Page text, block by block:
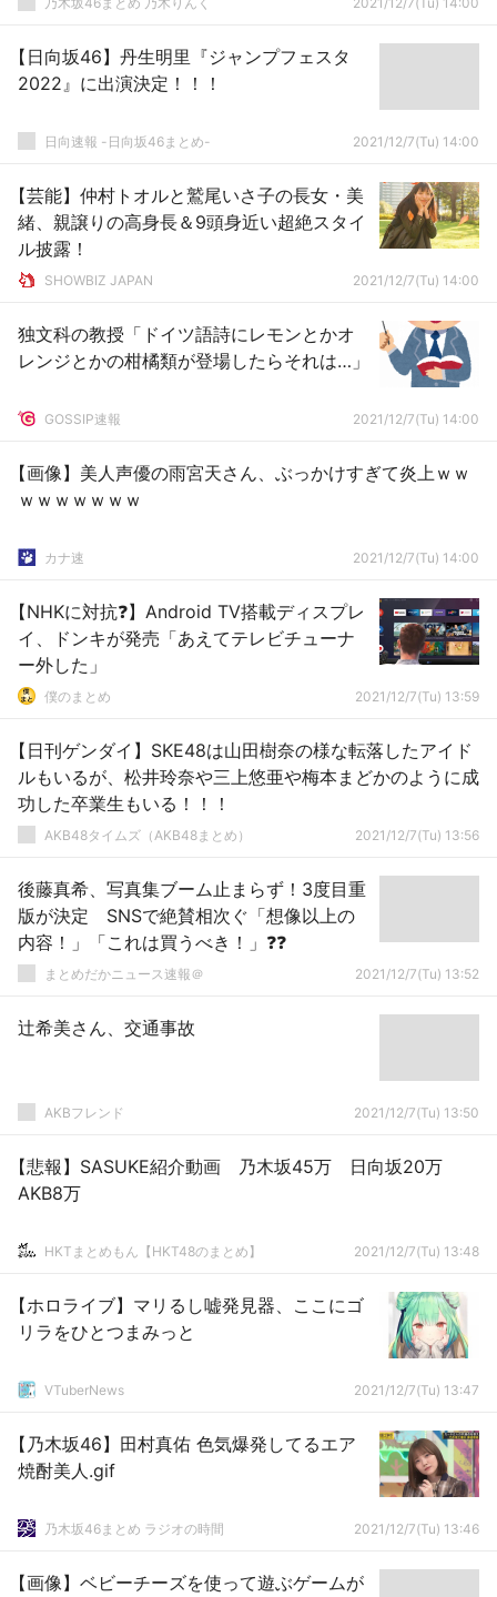
【日向坂46】丹生明里『ジャンプフェスタ
2022』に出演決定！！！
日向速報 -日向坂46まとめ- 2021/12/7(Tu) 14:00
【芸能】仲村トオルと鷲尾いさ子の長女・美
緒、親譲りの高身長＆9頭身近い超絶スタイ
ル披露！
SHOWBIZ JAPAN 2021/12/7(Tu) 14:00
独文科の教授「ドイツ語詩にレモンとかオ
レンジとかの柑橘類が登場したらそれは…」
GOSSIP速報 2021/12/7(Tu) 14:00
【画像】美人声優の雨宮天さん、ぶっかけすぎて炎上ｗｗ
ｗｗｗｗｗｗｗ
カナ速 2021/12/7(Tu) 14:00
【NHKに対抗❓】Android TV搭載ディスプレ
イ、ドンキが発売「あえてテレビチューナ
ー外した」
僕のまとめ 2021/12/7(Tu) 13:59
【日刊ゲンダイ】SKE48は山田樹奈の様な転落したアイド
ルもいるが、松井玲奈や三上悠亜や梅本まどかのように成
功した卒業生もいる！！！
AKB48タイムズ（AKB48まとめ） 2021/12/7(Tu) 13:56
後藤真希、写真集ブーム止まらず！3度目重
版が決定 SNSで絶賛相次ぐ「想像以上の
内容！」「これは買うべき！」❓❓
まとめだかニュース速報＠ 2021/12/7(Tu) 13:52
辻希美さん、交通事故
AKBフレンド 2021/12/7(Tu) 13:50
【悲報】SASUKE紹介動画 乃木坂45万 日向坂20万
AKB8万
HKTまとめもん【HKT48のまとめ】 2021/12/7(Tu) 13:48
【ホロライブ】マリるし嘘発見器、ここにゴ
リラをひとつまみっと
VTuberNews 2021/12/7(Tu) 13:47
【乃木坂46】田村真佑 色気爆発してるエア
焼酎美人.gif
乃木坂46まとめ ラジオの時間 2021/12/7(Tu) 13:46
【画像】ベビーチーズを使って遊ぶゲームが